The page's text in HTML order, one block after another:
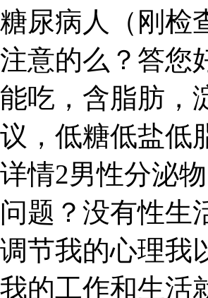
糖尿病人（刚检
注意的么？答您
能吃，含脂肪，
议，低糖低盐低
详情2男性分泌
问题？没有性生
调节我的心理我
我的工作和生活